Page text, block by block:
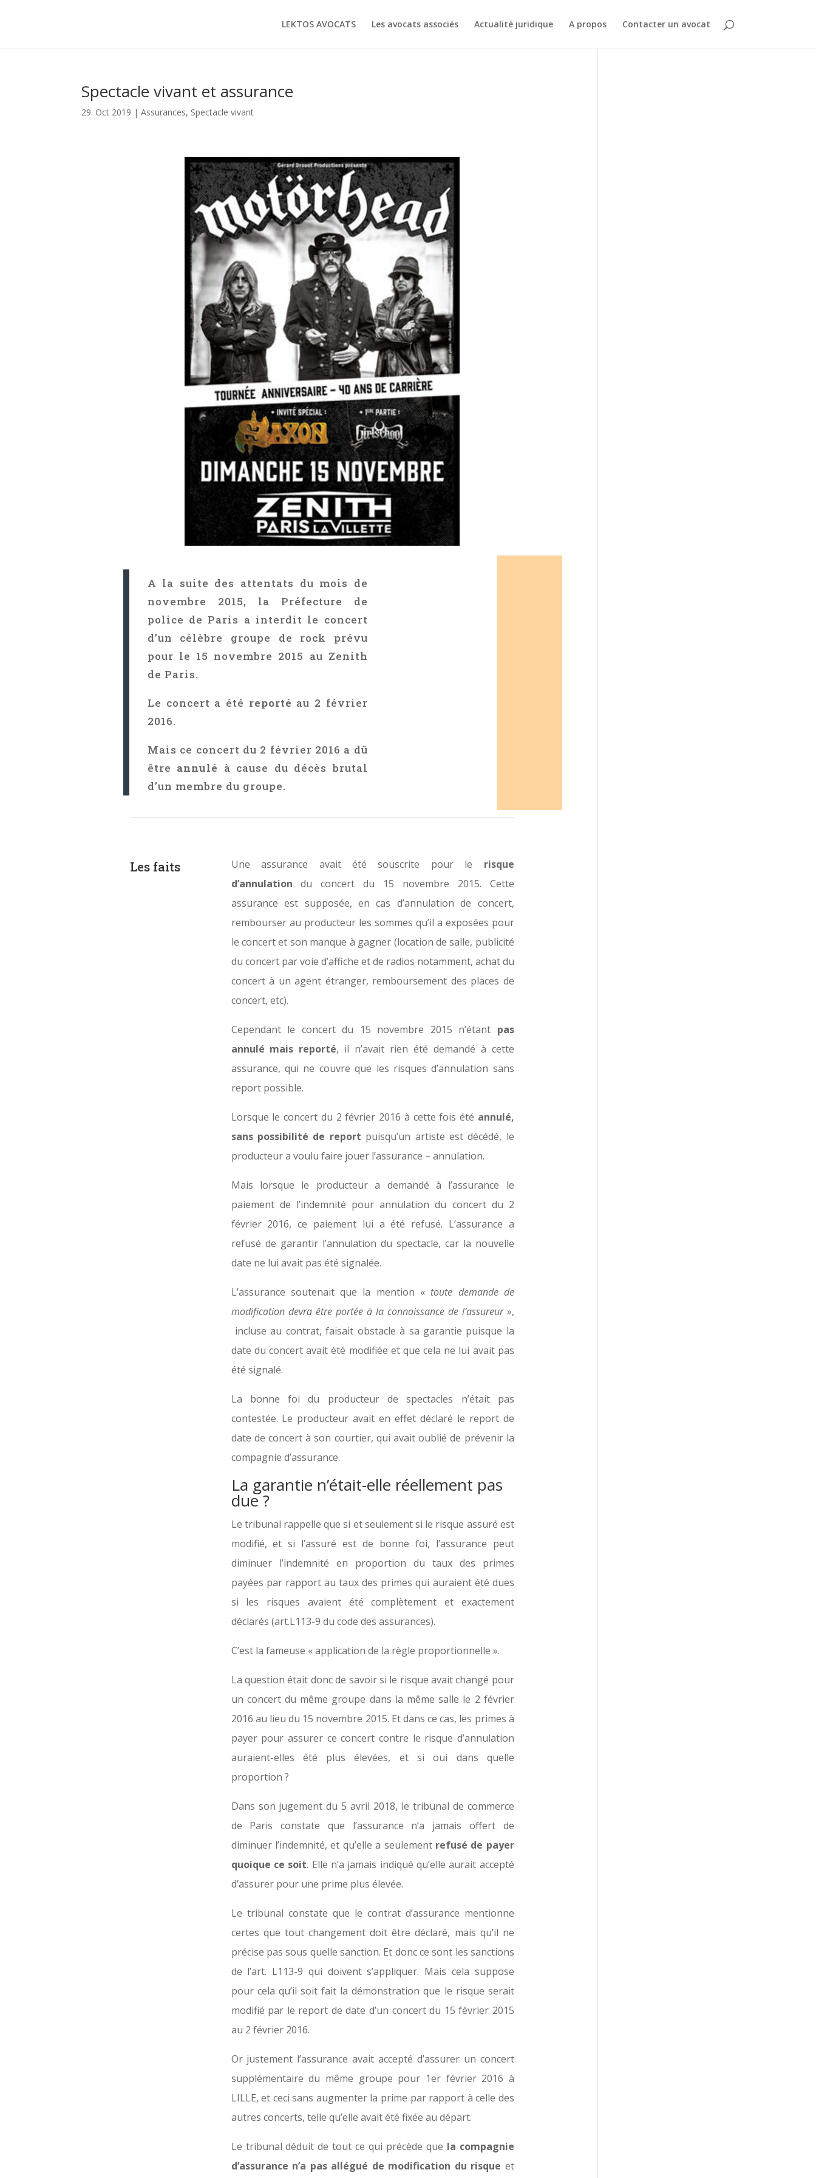
LEKTOS AVOCATS Les avocats associés Actualité juridique A propos Contacter un avocat
Spectacle vivant et assurance
29. Oct 2019 |Assurances, Spectacle vivant
A la suite des attentats du mois de
novembre 2015, la Préfecture de
police de Paris a interdit le concert
d’un célèbre groupe de rock prévu
pour le 15 novembre 2015 au Zenith
de Paris.
Le concert a été reporté au 2 février
2016.
Mais ce concert du 2 février 2016 a dû
être annulé à cause du décès brutal
d’un membre du groupe.
Les faits Une assurance avait été souscrite pour le risque
d’annulation du concert du 15 novembre 2015. Cette
assurance est supposée, en cas d’annulation de concert,
rembourser au producteur les sommes qu’il a exposées pour
le concert et son manque à gagner (location de salle, publicité
du concert par voie d’affiche et de radios notamment, achat du
concert à un agent étranger, remboursement des places de
concert, etc).
Cependant le concert du 15 novembre 2015 n’étant pas
annulé mais reporté, il n’avait rien été demandé à cette
assurance, qui ne couvre que les risques d’annulation sans
report possible.
Lorsque le concert du 2 février 2016 à cette fois été annulé,
sans possibilité de report puisqu’un artiste est décédé, le
producteur a voulu faire jouer l’assurance – annulation.
Mais lorsque le producteur a demandé à l’assurance le
paiement de l’indemnité pour annulation du concert du 2
février 2016, ce paiement lui a été refusé. L’assurance a
refusé de garantir l’annulation du spectacle, car la nouvelle
date ne lui avait pas été signalée.
L’assurance soutenait que la mention « toute demande de
modification devra être portée à la connaissance de l’assureur »,
incluse au contrat, faisait obstacle à sa garantie puisque la
date du concert avait été modifiée et que cela ne lui avait pas
été signalé.
La bonne foi du producteur de spectacles n’était pas
contestée. Le producteur avait en effet déclaré le report de
date de concert à son courtier, qui avait oublié de prévenir la
compagnie d’assurance.
La garantie n’était-elle réellement pas
due ?
Le tribunal rappelle que si et seulement si le risque assuré est
modifié, et si l’assuré est de bonne foi, l’assurance peut
diminuer l’indemnité en proportion du taux des primes
payées par rapport au taux des primes qui auraient été dues
si les risques avaient été complètement et exactement
déclarés (art.L113-9 du code des assurances).
C’est la fameuse « application de la règle proportionnelle ».
La question était donc de savoir si le risque avait changé pour
un concert du même groupe dans la même salle le 2 février
2016 au lieu du 15 novembre 2015. Et dans ce cas, les primes à
payer pour assurer ce concert contre le risque d’annulation
auraient-elles été plus élevées, et si oui dans quelle
proportion ?
Dans son jugement du 5 avril 2018, le tribunal de commerce
de Paris constate que l’assurance n’a jamais offert de
diminuer l’indemnité, et qu’elle a seulement refusé de payer
quoique ce soit. Elle n’a jamais indiqué qu’elle aurait accepté
d’assurer pour une prime plus élevée.
Le tribunal constate que le contrat d’assurance mentionne
certes que tout changement doit être déclaré, mais qu’il ne
précise pas sous quelle sanction. Et donc ce sont les sanctions
de l’art. L113-9 qui doivent s’appliquer. Mais cela suppose
pour cela qu’il soit fait la démonstration que le risque serait
modifié par le report de date d’un concert du 15 février 2015
au 2 février 2016.
Or justement l’assurance avait accepté d’assurer un concert
supplémentaire du même groupe pour 1er février 2016 à
LILLE, et ceci sans augmenter la prime par rapport à celle des
autres concerts, telle qu’elle avait été fixée au départ.
Le tribunal déduit de tout ce qui précède que la compagnie
d’assurance n’a pas allégué de modification du risque et